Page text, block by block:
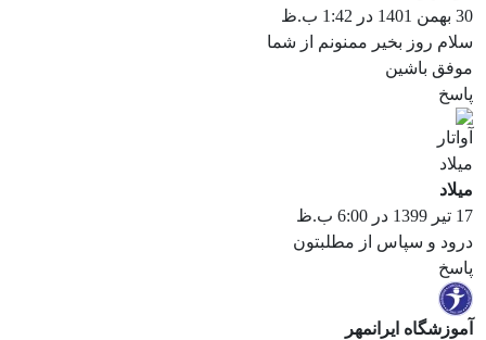
30 بهمن 1401 در 1:42 ب.ظ
سلام روز بخیر ممنونم از شما
موفق باشین
پاسخ
ميلاد
17 تیر 1399 در 6:00 ب.ظ
درود و سپاس از مطلبتون
پاسخ
آموزشگاه ایرانمهر